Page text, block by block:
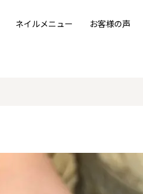
ネイルメニュー お客様の声